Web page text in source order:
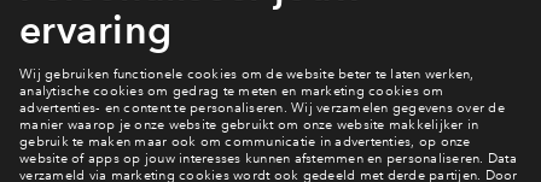
Ook wonen in Huysackers?
Bekijk de appartementen